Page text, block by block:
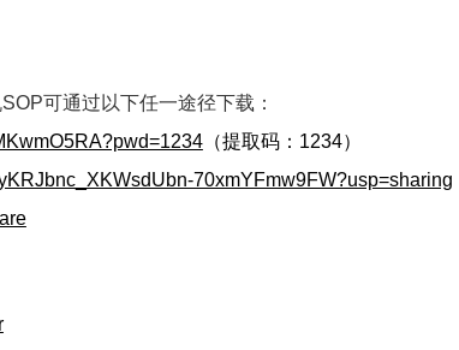
可通过以下任一途径下载：
（提取码：1234）
70xmYFmw9FW?usp=sharing